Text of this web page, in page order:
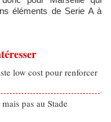
éléments de Serie A à
low cost pour renforcer
pas au Stade